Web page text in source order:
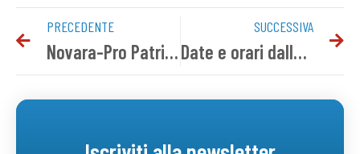
PRECEDENTE
Novara-Pro Patria | Gallery
SUCCESSIVA
Date e orari dalla 6^ all’11^ giornata